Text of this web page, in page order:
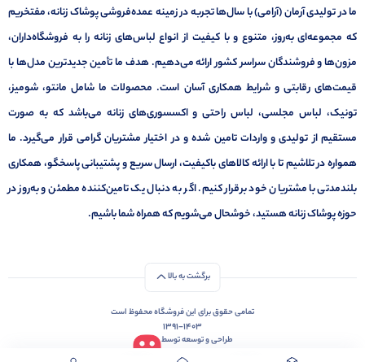
ما در تولیدی آرمان (آرامی) با سال‌ها تجربه در زمینه عمده‌فروشی پوشاک زنانه، مفتخریم
که مجموعه‌ای به‌روز، متنوع و با کیفیت از انواع لباس‌های زنانه را به فروشگاه‌داران،
مزون‌ها و فروشندگان سراسر کشور ارائه می‌دهیم. هدف ما تأمین جدیدترین مدل‌ها با
قیمت‌های رقابتی و شرایط همکاری آسان است. محصولات ما شامل مانتو، شومیز،
تونیک، لباس مجلسی، لباس راحتی و اکسسوری‌های زنانه می‌باشد که به صورت
مستقیم از تولیدی و واردات تامین شده و در اختیار مشتریان گرامی قرار می‌گیرد. ما
همواره در تلاشیم تا با ارائه کالاهای باکیفیت، ارسال سریع و پشتیبانی پاسخگو، همکاری
بلندمدتی با مشتریان خود برقرار کنیم. اگر به دنبال یک تامین‌کننده مطمئن و به‌روز در
حوزه پوشاک زنانه هستید، خوشحال می‌شویم که همراه شما باشیم.
برگشت به بالا
تمامی حقوق برای این فروشگاه محفوظ است
1391-1403
طراحی و توسعه توسط